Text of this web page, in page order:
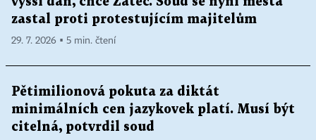
zastal proti protestujícím majitelům
29. 7. 2026 ▪ 5 min. čtení
Pětimilionová pokuta za diktát
minimálních cen jazykovek platí. Musí být
citelná, potvrdil soud